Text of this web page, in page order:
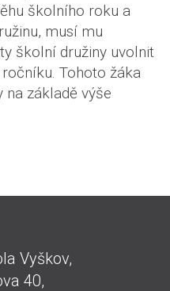
školního roku a
musí mu
školní družiny uvolnit
Tohoto žáka
základě výše
Vyškov,
40,